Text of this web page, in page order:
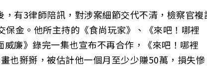
有3律師陪訊，對涉案細節交代不清，檢察官複
金。他所主持的《食尚玩家》、《來吧！哪裡
廉》錄完一集也宣布不再合作，《來吧！哪裡
也掰掰，被估計他一個月至少少賺50萬，損失慘